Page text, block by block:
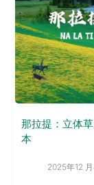
那拉提：立体
本
2025年12